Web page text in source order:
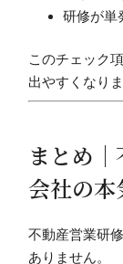
研修が単
このチェック
出やすくなりま
まとめ｜
会社の本
不動産営業研
ありません。